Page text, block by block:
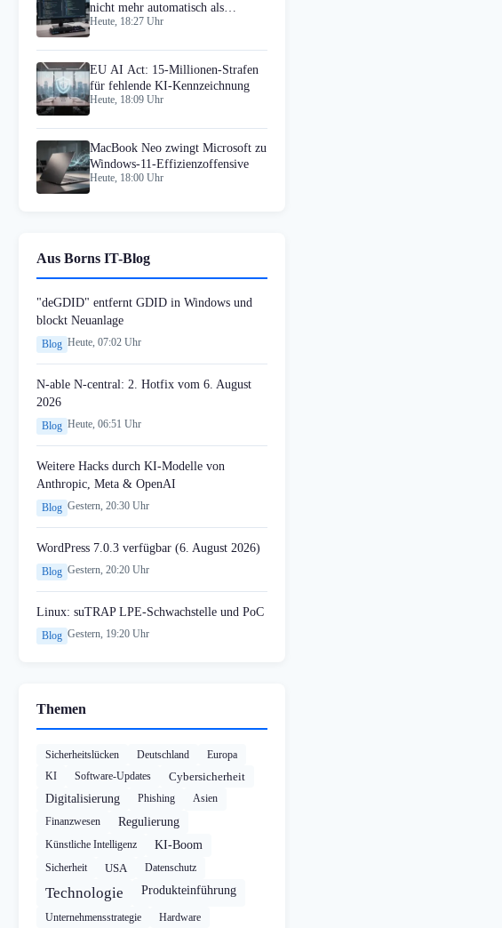
nicht mehr automatisch als
Reviewer
Heute, 18:27 Uhr
EU AI Act: 15-Millionen-Strafen
für fehlende KI-Kennzeichnung
Heute, 18:09 Uhr
MacBook Neo zwingt Microsoft zu
Windows-11-Effizienzoffensive
Heute, 18:00 Uhr
Aus Borns IT-Blog
"deGDID" entfernt GDID in Windows und
blockt Neuanlage
Blog Heute, 07:02 Uhr
N-able N-central: 2. Hotfix vom 6. August
2026
Blog Heute, 06:51 Uhr
Weitere Hacks durch KI-Modelle von
Anthropic, Meta & OpenAI
Blog Gestern, 20:30 Uhr
WordPress 7.0.3 verfügbar (6. August 2026)
Blog Gestern, 20:20 Uhr
Linux: suTRAP LPE-Schwachstelle und PoC
Blog Gestern, 19:20 Uhr
Themen
Sicherheitslücken Deutschland
Europa
KI
Software-Updates
Cybersicherheit
Digitalisierung
Phishing
Asien
Finanzwesen
Regulierung
Künstliche Intelligenz KI-Boom
Sicherheit USA Datenschutz
Technologie Produkteinführung
Unternehmensstrategie Hardware